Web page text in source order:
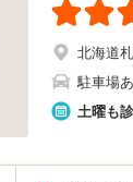
北海道
駐車場
土曜も